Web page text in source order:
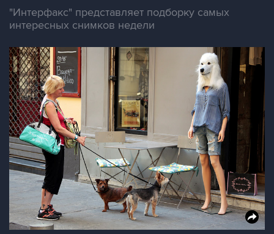
"Интерфакс" представляет подборку самых
интересных снимков недели